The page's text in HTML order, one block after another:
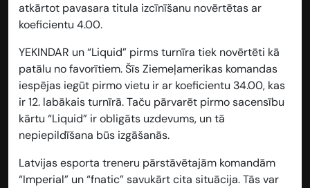
atkārtot pavasara titula izcīnīšanu novērtētas ar
koeficientu 4.00.
YEKINDAR un “Liquid” pirms turnīra tiek novērtēti kā
patālu no favorītiem. Šīs Ziemeļamerikas komandas
iespējas iegūt pirmo vietu ir ar koeficientu 34.00, kas
ir 12. labākais turnīrā. Taču pārvarēt pirmo sacensību
kārtu “Liquid” ir obligāts uzdevums, un tā
nepiepildīšana būs izgāšanās.
Latvijas esporta treneru pārstāvētajām komandām
“Imperial” un “fnatic” savukārt cita situācija. Tās var